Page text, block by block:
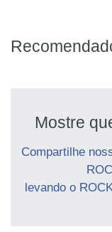
Mostre
Compartilhe
levando o